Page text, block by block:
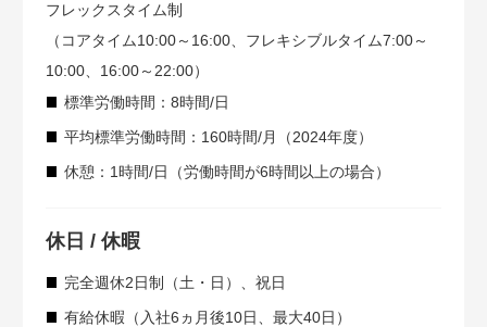
フレックスタイム制
（コアタイム10:00～16:00、フレキシブルタイム7:00～
10:00、16:00～22:00）
標準労働時間：8時間/日
平均標準労働時間：160時間/月（2024年度）
休憩：1時間/日（労働時間が6時間以上の場合）
休日 / 休暇
完全週休2日制（土・日）、祝日
有給休暇（入社6ヵ月後10日、最大40日）